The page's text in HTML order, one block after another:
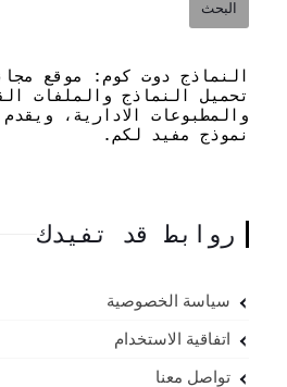
تحميل النماذج والملفات
والمطبوعات الادارية،
نموذج مفيد لكم.
روابط قد تفيدك
سياسة الخصوصية
اتفاقية الاستخدام
تواصل معنا